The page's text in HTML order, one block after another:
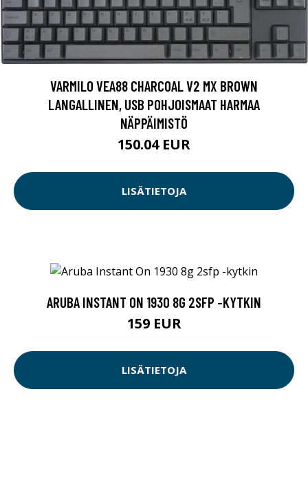
VARMILO VEA88 CHARCOAL V2 MX BROWN
LANGALLINEN, USB POHJOISMAAT HARMAA
NÄPPÄIMISTÖ
150.04 EUR
LISÄTIETOJA
ARUBA INSTANT ON 1930 8G 2SFP -KYTKIN
159 EUR
LISÄTIETOJA